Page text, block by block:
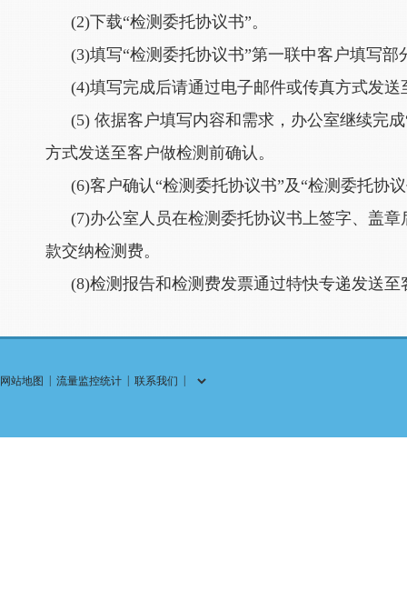
(2)下载“检测委托协议书”。
(3)填写“检测委托协议书”第一联中客户填写
(4)填写完成后请通过电子邮件或传真方式发送
(5) 依据客户填写内容和需求，办公室继续完
方式发送至客户做检测前确认。
(6)客户确认“检测委托协议书”及“检测委托协
(7)办公室人员在检测委托协议书上签字、盖
款交纳检测费。
(8)检测报告和检测费发票通过特快专递发送至
网站地图 流量监控统计 联系我们